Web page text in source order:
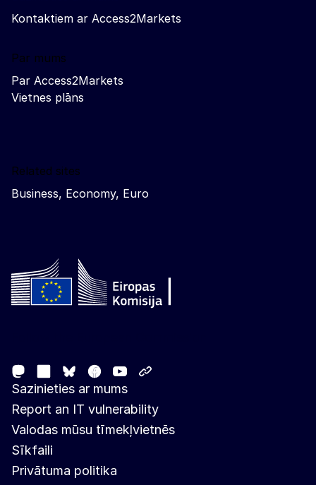
Kontaktiem ar Access2Markets
Par mums
Par Access2Markets
Vietnes plāns
Related sites
Business, Economy, Euro
MastodonLinkedIn
Bluesky
Facebook
Youtube
Sazinieties ar mums
Report an IT vulnerability
Valodas mūsu tīmekļvietnēs
Sīkfaili
Privātuma politika